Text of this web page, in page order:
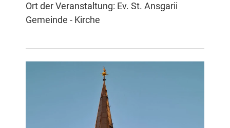
Ort der Veranstaltung: Ev. St. Ansgarii
Gemeinde - Kirche